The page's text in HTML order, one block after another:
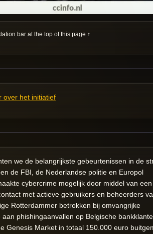
bar at the top of this page ↑
over het initiatief
we de belangrijkste gebeurtenissen in de
de FBI, de Nederlandse politie en Europol
cybercrime mogelijk door middel van een
met actieve gebruikers en beheerders
Rotterdammer betrokken bij omvangrijke
phishingaanvallen op Belgische
Genesis Market in totaal 150.000 euro